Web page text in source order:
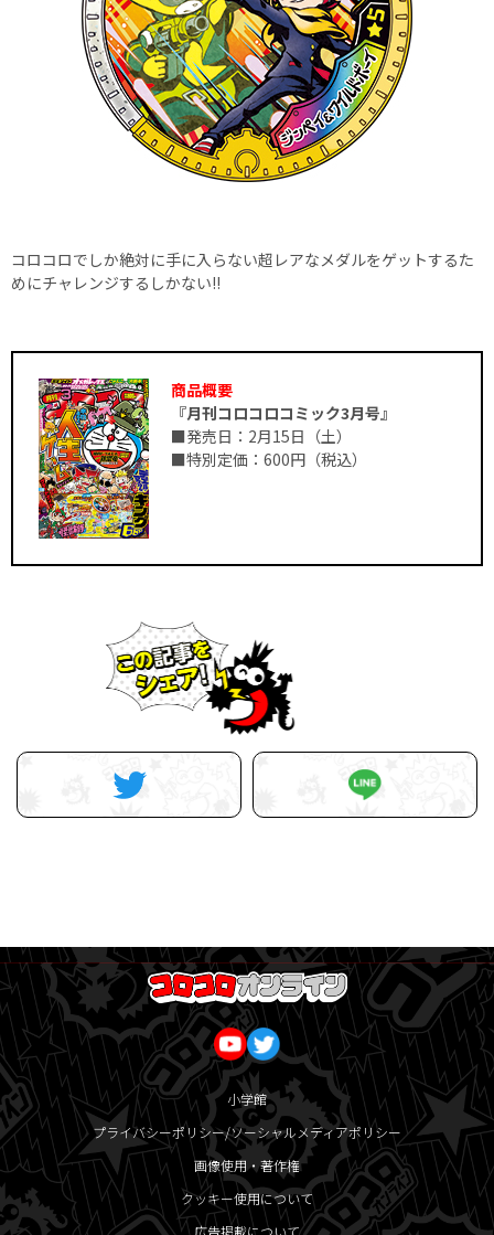
コロコロでしか絶対に手に入らない超レアなメダルをゲットするた
めにチャレンジするしかない!!
商品概要
『月刊コロコロコミック3月号』
■発売日：2月15日（土）
■特別定価：600円（税込）
小学館
プライバシーポリシー/ソーシャルメディアポリシー
画像使用・著作権
クッキー使用について
広告掲載について